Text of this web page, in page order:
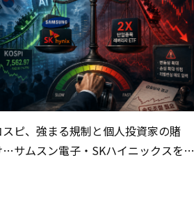
スピ、強まる規制と個人投資家の賭
…サムスン電子・SKハイニックスを巡